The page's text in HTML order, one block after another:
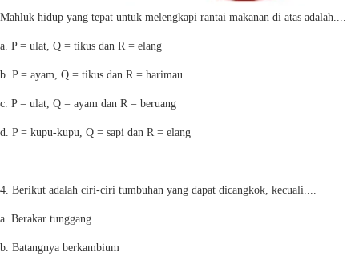
Mahluk hidup yang tepat untuk melengkapi rantai makanan di atas adalah....
a. P = ulat, Q = tikus dan R = elang
b. P = ayam, Q = tikus dan R = harimau
c. P = ulat, Q = ayam dan R = beruang
d. P = kupu-kupu, Q = sapi dan R = elang
4. Berikut adalah ciri-ciri tumbuhan yang dapat dicangkok, kecuali....
a. Berakar tunggang
b. Batangnya berkambium